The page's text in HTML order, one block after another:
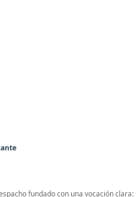
fundado con una vocación clara: